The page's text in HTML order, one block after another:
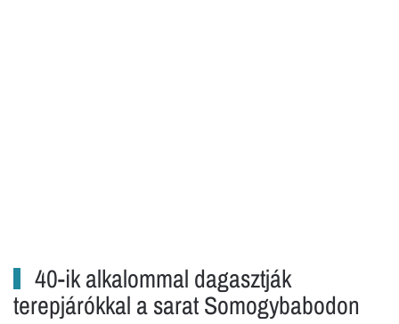
40-ik alkalommal dagasztják
terepjárókkal a sarat Somogybabodon